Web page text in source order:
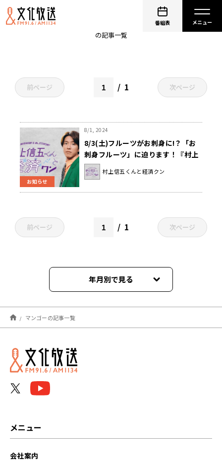
番組表
の記事一覧
前ページ 1 次ページ
お知らせ
8/1, 2024
8/3(土)フルーツがお刺身に!？「お
刺身フルーツ」に迫ります！『村上
信五くんと経済クン』
村上信五くんと経済クン
前ページ 1 次ページ
年月別で見る
2024年08月
マンゴーの記事一覧
メニュー
会社案内